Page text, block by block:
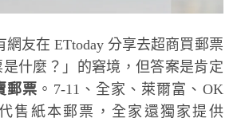
網友在 ETtoday 分享去超商買郵票
什麼？」的窘境，但答案是肯定
郵票 。7-11、全家、萊爾富、OK
售紙本郵票，全家還獨家提供